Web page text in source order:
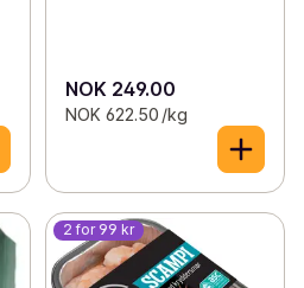
NOK 249.00
NOK 622.50 /kg
2 for 99 kr